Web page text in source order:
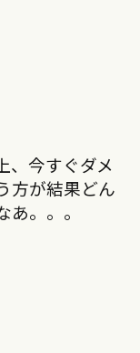
、今すぐダメ
方が結果どん
。。。